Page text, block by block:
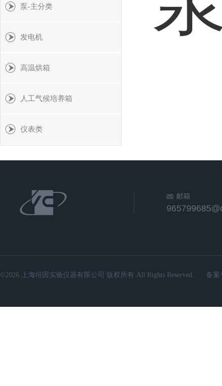
泵-主分类
发电机
高温烘箱
人工气候培养箱
仪表类
邮箱
©2026 上海培因实验仪器有限公司 版权所有 All Rights Reserved. 备案